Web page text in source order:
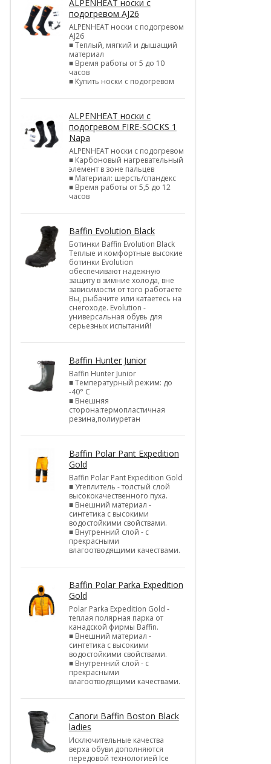
ALPENHEAT носки с
подогревом AJ26
ALPENHEAT носки с подогревом
AJ26
■ Теплый, мягкий и дышащий
материал
■ Время работы от 5 до 10
часов
■ Купить носки с подогревом
ALPENHEAT носки с
подогревом FIRE-SOCKS 1
Napa
ALPENHEAT носки с подогревом
■ Карбоновый нагревательный
элемент в зоне пальцев
■ Материал: шерсть/спандекс
■ Время работы от 5,5 до 12
часов
Baffin Evolution Black
Ботинки Baffin Evolution Black
Теплые и комфортные высокие
ботинки Evolution
обеспечивают надежную
защиту в зимние холода, вне
зависимости от того работаете
Вы, рыбачите или катаетесь на
снегоходе. Evolution -
универсальная обувь для
серьезных испытаний!
Baffin Hunter Junior
Baffin Hunter Junior
■ Температурный режим: до
-40° С
■ Внешняя
сторона:термопластичная
резина,полиуретан
Baffin Polar Pant Expedition
Gold
Baffin Polar Pant Expedition Gold
■ Утеплитель - толстый слой
высококачественного пуха.
■ Внешний материал -
синтетика с высокими
водостойкими свойствами.
■ Внутренний слой - с
прекрасными
влагоотводящими качествами.
Baffin Polar Parka Expedition
Gold
Polar Parka Expedition Gold -
теплая полярная парка от
канадской фирмы Baffin.
■ Внешний материал -
синтетика с высокими
водостойкими свойствами.
■ Внутренний слой - с
прекрасными
влагоотводящими качествами.
Cапоги Baffin Boston Black
ladies
Исключительные качества
верха обуви дополняются
передовой технологией Ice